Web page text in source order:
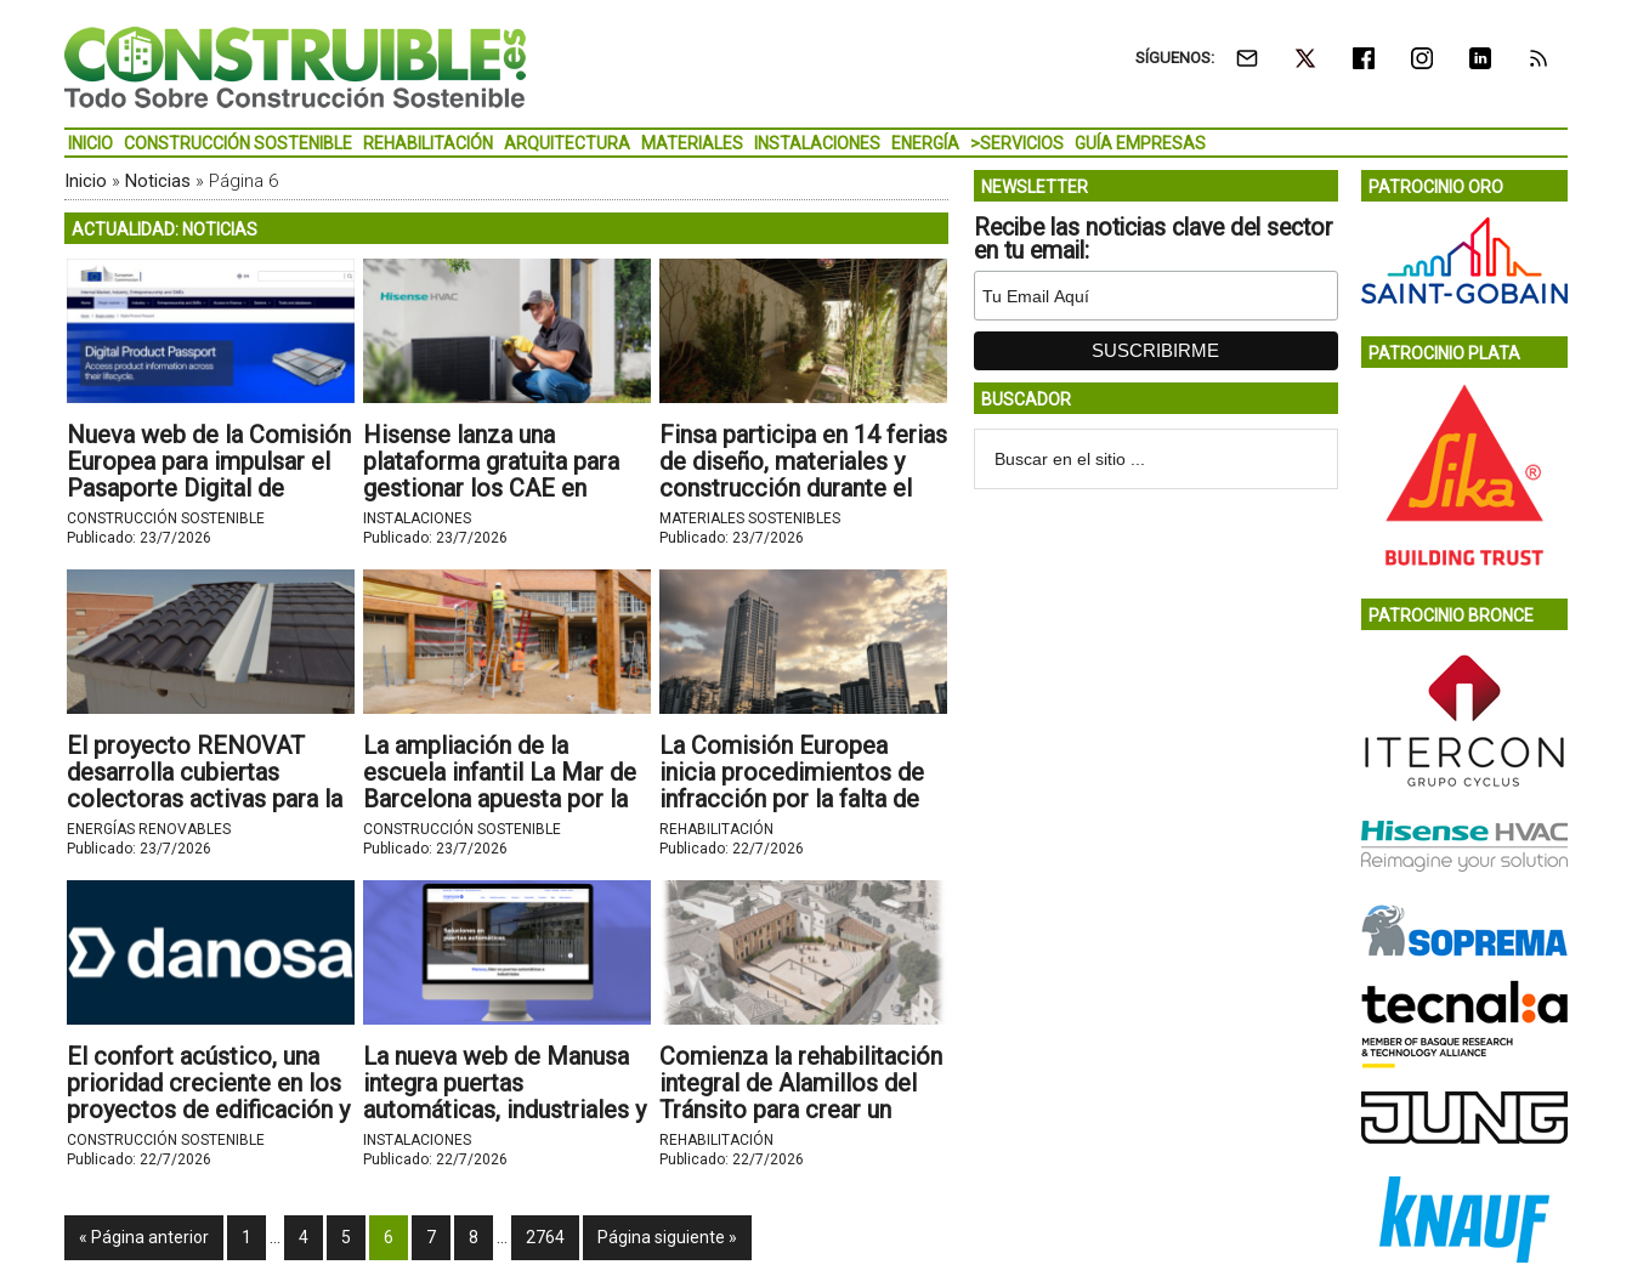
SÍGUENOS:
INICIO CONSTRUCCIÓN SOSTENIBLE REHABILITACIÓN ARQUITECTURA MATERIALES INSTALACIONES ENERGÍA >SERVICIOS GUÍA EMPRESAS
Inicio » Noticias » Página 6
ACTUALIDAD: NOTICIAS
Nueva web de la Comisión
Europea para impulsar el
Pasaporte Digital de
Productos
CONSTRUCCIÓN SOSTENIBLE
Publicado: 23/7/2026
Hisense lanza una
plataforma gratuita para
gestionar los CAE en
instalaciones de
aerotermia
INSTALACIONES
Publicado: 23/7/2026
Finsa participa en 14 ferias
de diseño, materiales y
construcción durante el
primer semestre de 2026
MATERIALES SOSTENIBLES
Publicado: 23/7/2026
El proyecto RENOVAT
desarrolla cubiertas
colectoras activas para la
rehabilitación energética
de edificios
ENERGÍAS RENOVABLES
Publicado: 23/7/2026
La ampliación de la
escuela infantil La Mar de
Barcelona apuesta por la
construcción
industrializada
CONSTRUCCIÓN SOSTENIBLE
Publicado: 23/7/2026
La Comisión Europea
inicia procedimientos de
infracción por la falta de
transposición de la EPBD
REHABILITACIÓN
Publicado: 22/7/2026
El confort acústico, una
prioridad creciente en los
proyectos de edificación y
rehabilitación
CONSTRUCCIÓN SOSTENIBLE
Publicado: 22/7/2026
La nueva web de Manusa
integra puertas
automáticas, industriales y
accesos inteligentes
INSTALACIONES
Publicado: 22/7/2026
Comienza la rehabilitación
integral de Alamillos del
Tránsito para crear un
complejo residencial en
Toledo
REHABILITACIÓN
Publicado: 22/7/2026
« Página anterior 1 4 5 6 7 8 2764 Página siguiente »
NEWSLETTER
Recibe las noticias clave del sector
en tu email:
BUSCADOR
PATROCINIO ORO
PATROCINIO PLATA
PATROCINIO BRONCE